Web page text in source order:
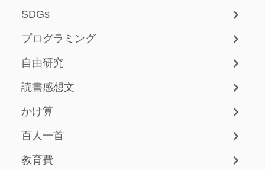
SDGs
プログラミング
自由研究
読書感想文
かけ算
百人一首
教育費